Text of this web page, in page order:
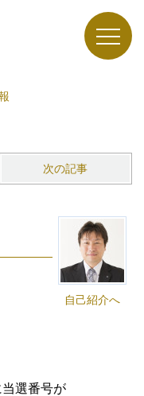
次の記事
自己紹介へ
選番号が